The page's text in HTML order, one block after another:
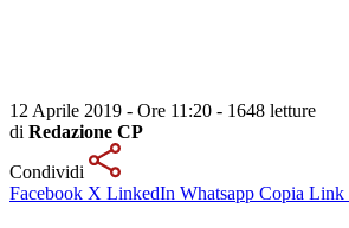
12 Aprile 2019 - Ore 11:20 - 1648 letture
di Redazione CP
Condividi
Facebook X LinkedIn Whatsapp Copia Link